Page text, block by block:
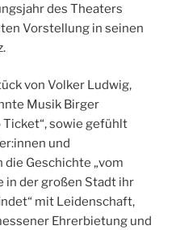
des Theaters
Vorstellung in seinen
von Volker Ludwig,
Musik Birger
Ticket“, sowie gefühlt
und
Geschichte „vom
in der großen Stadt ihr
mit Leidenschaft,
Ehrerbietung und